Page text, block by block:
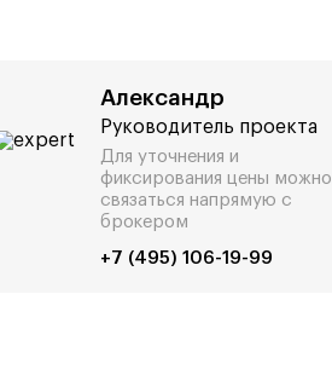
Александр
Руководитель проекта
Для уточнения и
фиксирования цены можно
связаться напрямую с
брокером
+7 (495) 106-19-99